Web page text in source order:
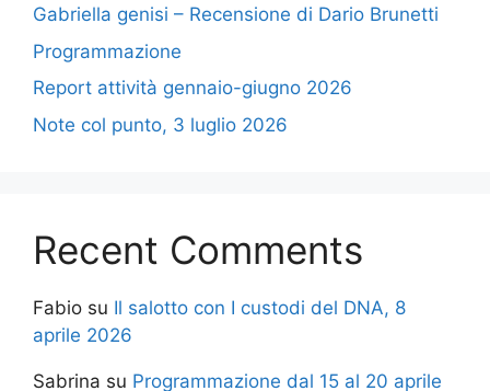
Gabriella genisi – Recensione di Dario Brunetti
Programmazione
Report attività gennaio-giugno 2026
Note col punto, 3 luglio 2026
Recent Comments
Fabio su Il salotto con I custodi del DNA, 8
aprile 2026
Sabrina su Programmazione dal 15 al 20 aprile